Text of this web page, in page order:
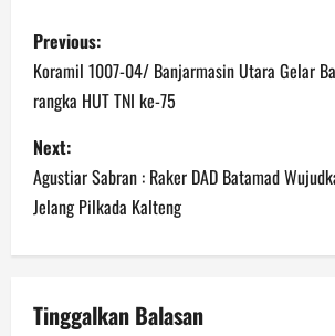
P
o
s
t
n
a
v
Previous:
Koramil 1007-04/ Banjarmasin Utara Gelar
rangka HUT TNI ke-75
Next:
Agustiar Sabran : Raker DAD Batamad
Jelang Pilkada Kalteng
Tinggalkan Balasan